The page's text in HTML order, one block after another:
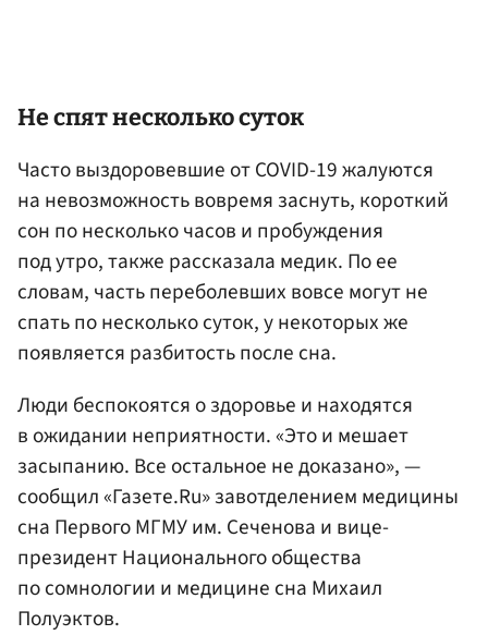
Не спят несколько суток
Часто выздоровевшие от COVID-19 жалуются
на невозможность вовремя заснуть, короткий
сон по несколько часов и пробуждения
под утро, также рассказала медик. По ее
словам, часть переболевших вовсе могут не
спать по несколько суток, у некоторых же
появляется разбитость после сна.
Люди беспокоятся о здоровье и находятся
в ожидании неприятности. «Это и мешает
засыпанию. Все остальное не доказано», —
сообщил «Газете.Ru» завотделением медицины
сна Первого МГМУ им. Сеченова и вице-
президент Национального общества
по сомнологии и медицине сна Михаил
Полуэктов.